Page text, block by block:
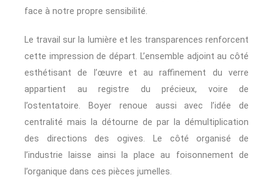
face à notre propre sensibilité.
Le travail sur la lumière et les transparences renforcent
cette impression de départ. L’ensemble adjoint au côté
esthétisant de l’œuvre et au raffinement du verre
appartient au registre du précieux, voire de
l’ostentatoire. Boyer renoue aussi avec l’idée de
centralité mais la détourne de par la démultiplication
des directions des ogives. Le côté organisé de
l’industrie laisse ainsi la place au foisonnement de
l’organique dans ces pièces jumelles.